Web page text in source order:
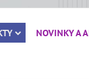
NOVINKY A